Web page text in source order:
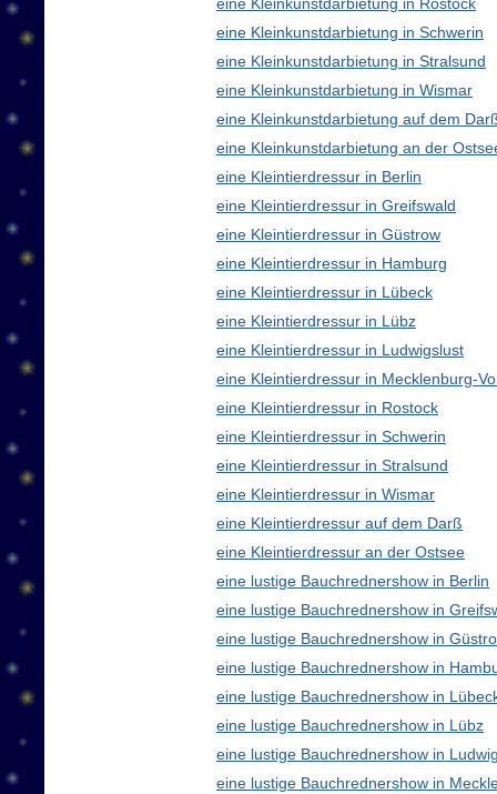
eine Kleinkunstdarbietung in Rostock
eine Kleinkunstdarbietung in Schwerin
eine Kleinkunstdarbietung in Stralsund
eine Kleinkunstdarbietung in Wismar
eine Kleinkunstdarbietung auf dem
eine Kleinkunstdarbietung an der
eine Kleintierdressur in Berlin
eine Kleintierdressur in Greifswald
eine Kleintierdressur in Güstrow
eine Kleintierdressur in Hamburg
eine Kleintierdressur in Lübeck
eine Kleintierdressur in Lübz
eine Kleintierdressur in Ludwigslust
eine Kleintierdressur in Mecklenburg-
eine Kleintierdressur in Rostock
eine Kleintierdressur in Schwerin
eine Kleintierdressur in Stralsund
eine Kleintierdressur in Wismar
eine Kleintierdressur auf dem Darß
eine Kleintierdressur an der Ostsee
eine lustige Bauchrednershow in Berlin
eine lustige Bauchrednershow in
eine lustige Bauchrednershow in
eine lustige Bauchrednershow in
eine lustige Bauchrednershow in
eine lustige Bauchrednershow in Lübz
eine lustige Bauchrednershow in
eine lustige Bauchrednershow in